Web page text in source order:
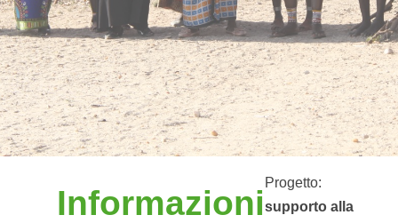
Informazioni
Progetto:
supporto alla